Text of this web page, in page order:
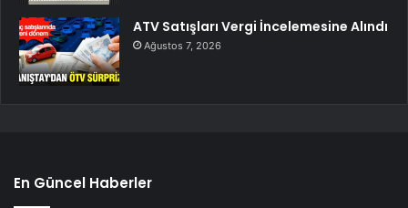
ATV Satışları Vergi İncelemesine Alındı
Ağustos 7, 2026
En Güncel Haberler